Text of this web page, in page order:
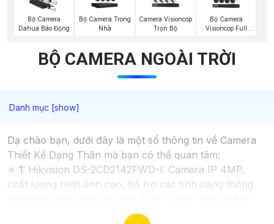
Bộ Camera
Dahua Báo Động
Bộ Camera Trong
Nhà
Camera Visioncop
Trọn Bộ
Bộ Camera
Visioncop Full
BỘ CAMERA NGOÀI TRỜI
Dạ chào bạn, dưới đây là một số thông tin về Camera
Thiết Kế Dạng Thân mà bạn có thể quan tâm:
✳️ 1: Hikvision DS-2CD2142FWD-I: Camera IP 4MP,
chất lượng hình ảnh cao, hỗ trợ các tính năng thông